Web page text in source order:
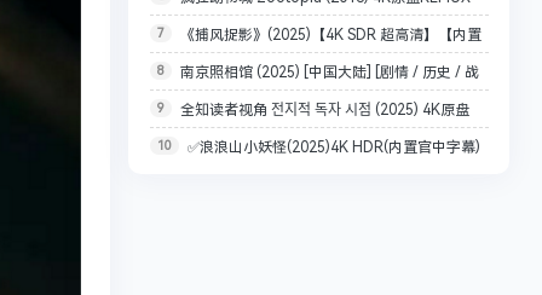
国英双音 内封中英双语字幕【45.9G】
7 《捕风捉影》(2025)【4K SDR 超高清】【内置
官中字幕】【国粤双语音轨版本】（9.1G）（捕风追
影）【梁家辉影帝作品】
8 南京照相馆 (2025) [中国大陆] [剧情 / 历史 / 战
争] 汉语普通话 / 4K高清资源
9 全知读者视角 전지적 독자 시점 (2025) 4K原盘
REMUUX 杜比视界 内封字幕【73.6G】
10 ✅浪浪山小妖怪(2025)4K HDR(内置官中字幕)